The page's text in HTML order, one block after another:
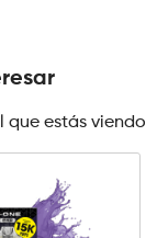
que estás viendo